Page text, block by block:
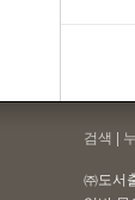
검색 |
㈜도서